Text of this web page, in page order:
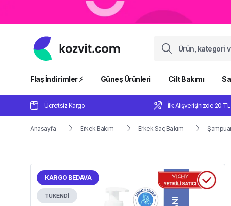
Flaş İndirimler ⚡️ Güneş Ürünleri Cilt Bakımı
Ücretsiz Kargo İlk Alışverişinizde 20
Anasayfa Erkek Bakım Erkek Saç Bakım
KARGO BEDAVA
TÜKENDİ